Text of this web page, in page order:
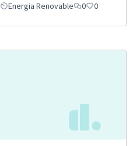
Energia Renovable 0 0